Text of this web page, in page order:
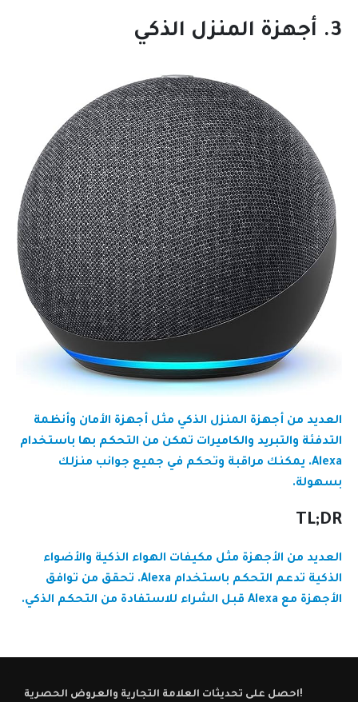
3. أجهزة المنزل الذكي
العديد من أجهزة المنزل الذكي مثل أجهزة الأمان وأنظمة
التدفئة والتبريد والكاميرات تمكن من التحكم بها باستخدام
Alexa. يمكنك مراقبة وتحكم في جميع جوانب منزلك
بسهولة.
TL;DR
العديد من الأجهزة مثل مكيفات الهواء الذكية والأضواء
الذكية تدعم التحكم باستخدام Alexa. تحقق من توافق
الأجهزة مع Alexa قبل الشراء للاستفادة من التحكم الذكي.
احصل على تحديثات العلامة التجارية والعروض الحصرية!